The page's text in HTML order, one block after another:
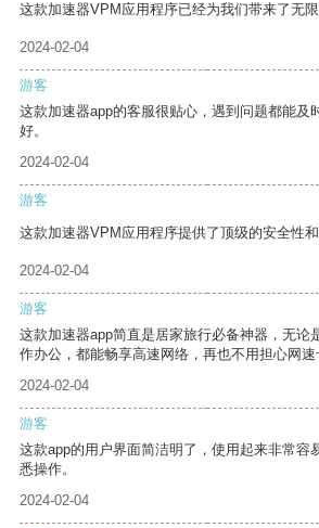
这款加速器VPM应用程序已经为我们带来了无限
2024-02-04
游客
这款加速器app的客服很贴心，遇到问题都能及
好。
2024-02-04
游客
这款加速器VPM应用程序提供了顶级的安全性和
2024-02-04
游客
这款加速器app简直是居家旅行必备神器，无论
作办公，都能畅享高速网络，再也不用担心网速
2024-02-04
游客
这款app的用户界面简洁明了，使用起来非常容
悉操作。
2024-02-04